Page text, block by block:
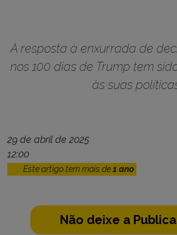
A resposta à enxurrada de
nos 100 dias de Trump tem
às suas
29 de abril de 2025
12:00
Este artigo tem mais de1 ano
Não deixe a